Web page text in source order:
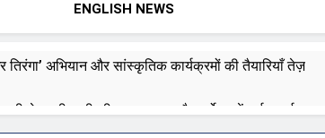
ENGLISH NEWS
अभियान और सांस्कृतिक कार्यक्रमों की तैयारियाँ तेज़
चेतावनी जारी की, उत्तर भारत और पूर्वोत्तर में हाई अलर्ट